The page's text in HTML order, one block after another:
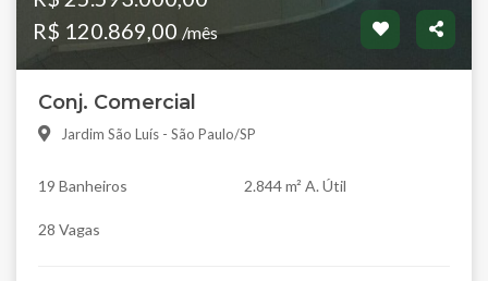
R$ 120.869,00 /mês
Conj. Comercial
Jardim São Luís - São Paulo/SP
19 Banheiros 2.844 m² A. Útil
28 Vagas